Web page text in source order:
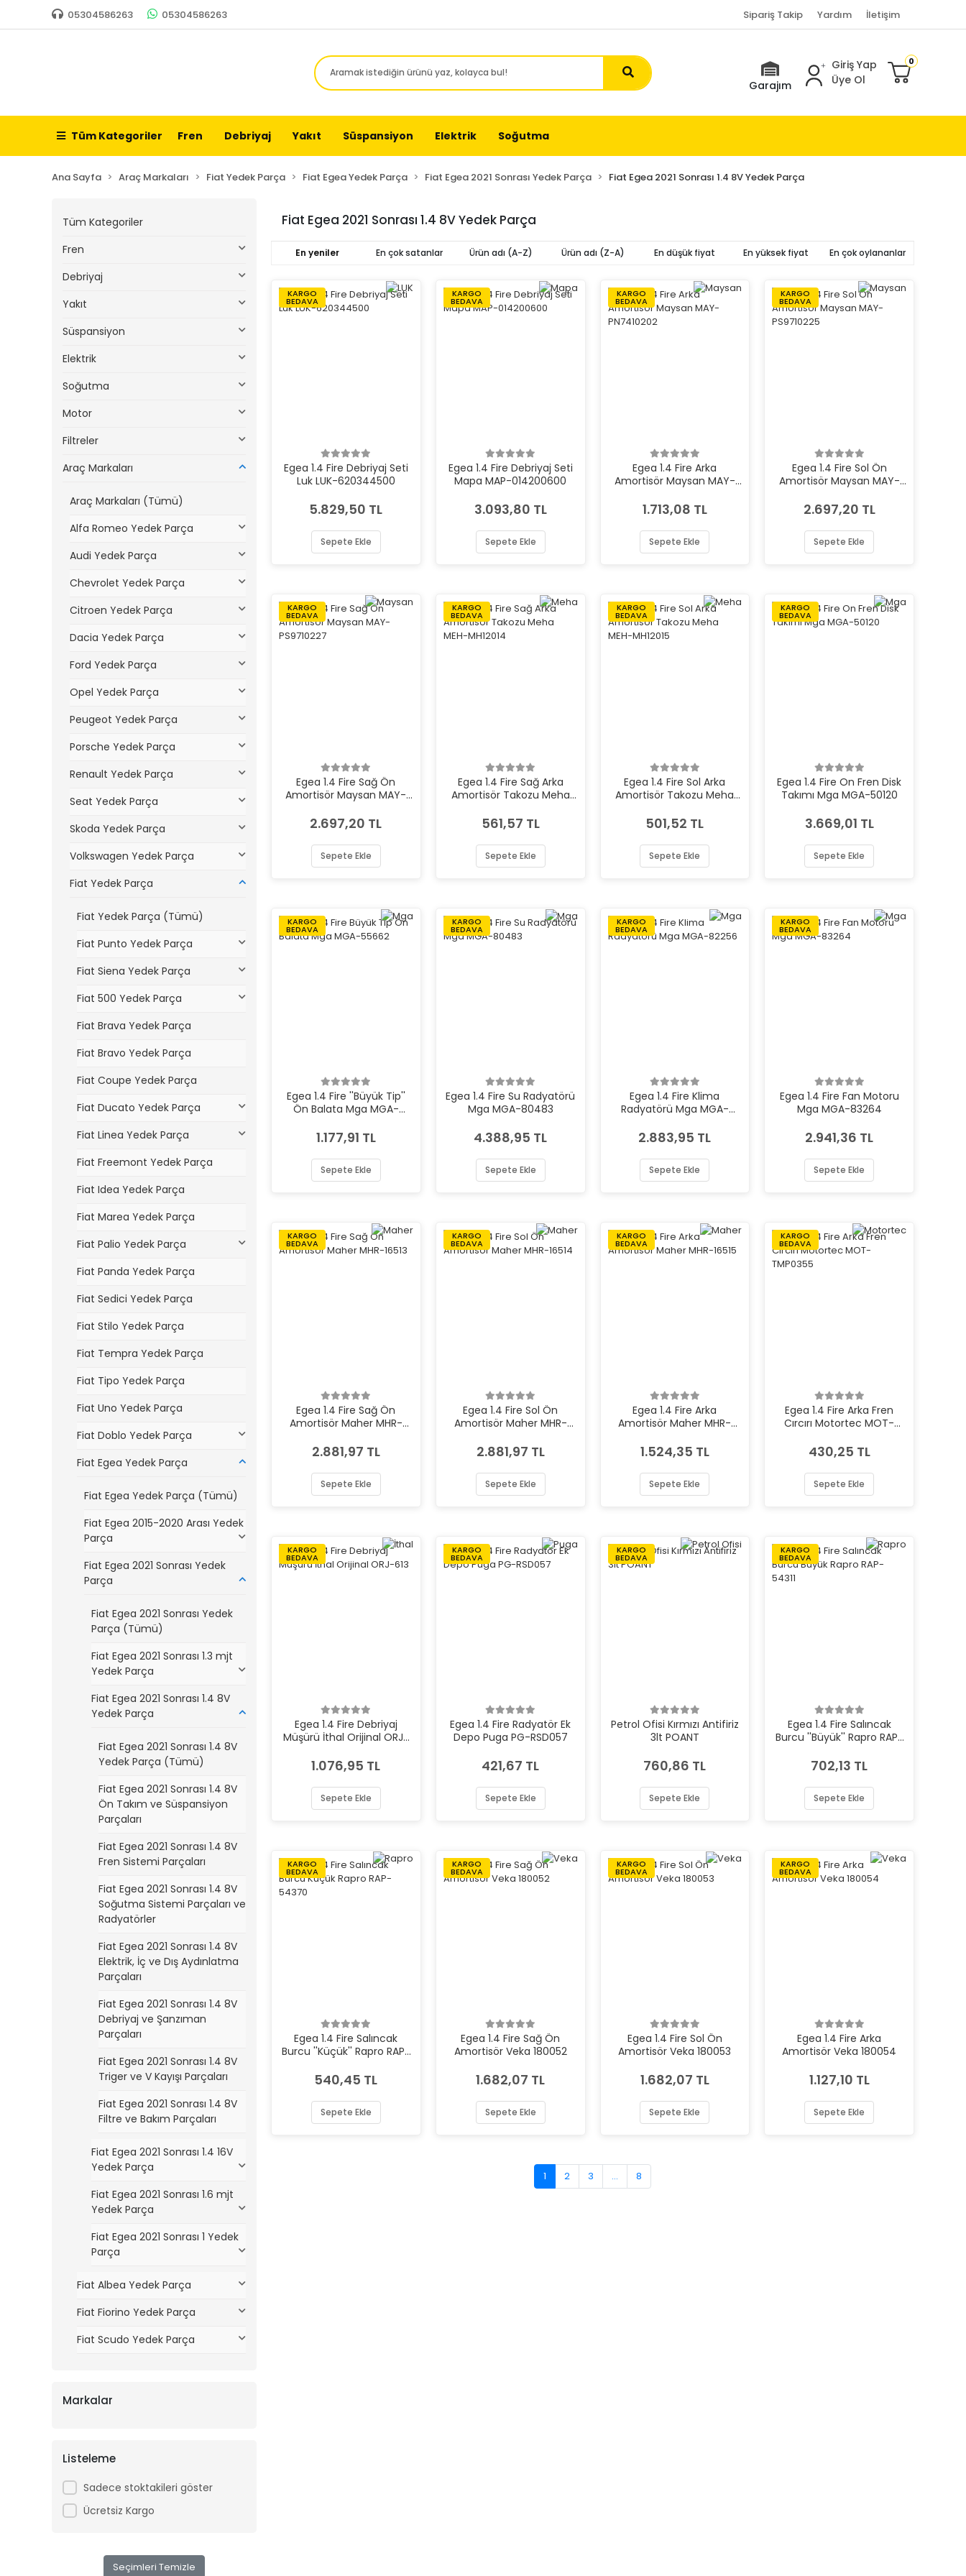
05304586263 05304586263 Sipariş Takip Yardım İletişim
Garajım
Giriş Yap
Üye Ol
0
Tüm Kategoriler Fren Debriyaj Yakıt Süspansiyon Elektrik Soğutma
Ana Sayfa Araç Markaları Fiat Yedek Parça Fiat Egea Yedek Parça Fiat Egea 2021 Sonrası Yedek Parça Fiat Egea 2021 Sonrası 1.4 8V Yedek Parça
Tüm Kategoriler
Fren
Debriyaj
Yakıt
Süspansiyon
Elektrik
Soğutma
Motor
Filtreler
Araç Markaları
Araç Markaları (Tümü)
Alfa Romeo Yedek Parça
Audi Yedek Parça
Chevrolet Yedek Parça
Citroen Yedek Parça
Dacia Yedek Parça
Ford Yedek Parça
Opel Yedek Parça
Peugeot Yedek Parça
Porsche Yedek Parça
Renault Yedek Parça
Seat Yedek Parça
Skoda Yedek Parça
Volkswagen Yedek Parça
Fiat Yedek Parça
Fiat Yedek Parça (Tümü)
Fiat Punto Yedek Parça
Fiat Siena Yedek Parça
Fiat 500 Yedek Parça
Fiat Brava Yedek Parça
Fiat Bravo Yedek Parça
Fiat Coupe Yedek Parça
Fiat Ducato Yedek Parça
Fiat Linea Yedek Parça
Fiat Freemont Yedek Parça
Fiat Idea Yedek Parça
Fiat Marea Yedek Parça
Fiat Palio Yedek Parça
Fiat Panda Yedek Parça
Fiat Sedici Yedek Parça
Fiat Stilo Yedek Parça
Fiat Tempra Yedek Parça
Fiat Tipo Yedek Parça
Fiat Uno Yedek Parça
Fiat Doblo Yedek Parça
Fiat Egea Yedek Parça
Fiat Egea Yedek Parça (Tümü)
Fiat Egea 2015-2020 Arası Yedek
Parça
Fiat Egea 2021 Sonrası Yedek
Parça
Fiat Egea 2021 Sonrası Yedek
Parça (Tümü)
Fiat Egea 2021 Sonrası 1.3 mjt
Yedek Parça
Fiat Egea 2021 Sonrası 1.4 8V
Yedek Parça
Fiat Egea 2021 Sonrası 1.4 8V
Yedek Parça (Tümü)
Fiat Egea 2021 Sonrası 1.4 8V
Ön Takım ve Süspansiyon
Parçaları
Fiat Egea 2021 Sonrası 1.4 8V
Fren Sistemi Parçaları
Fiat Egea 2021 Sonrası 1.4 8V
Soğutma Sistemi Parçaları ve
Radyatörler
Fiat Egea 2021 Sonrası 1.4 8V
Elektrik, İç ve Dış Aydınlatma
Parçaları
Fiat Egea 2021 Sonrası 1.4 8V
Debriyaj ve Şanzıman
Parçaları
Fiat Egea 2021 Sonrası 1.4 8V
Triger ve V Kayışı Parçaları
Fiat Egea 2021 Sonrası 1.4 8V
Filtre ve Bakım Parçaları
Fiat Egea 2021 Sonrası 1.4 16V
Yedek Parça
Fiat Egea 2021 Sonrası 1.6 mjt
Yedek Parça
Fiat Egea 2021 Sonrası 1 Yedek
Parça
Fiat Albea Yedek Parça
Fiat Fiorino Yedek Parça
Fiat Scudo Yedek Parça
Markalar
Listeleme
Sadece stoktakileri göster
Ücretsiz Kargo
Seçimleri Temizle
Fiat Egea 2021 Sonrası 1.4 8V Yedek Parça
En yeniler En çok satanlar Ürün adı (A-Z) Ürün adı (Z-A) En düşük fiyat En yüksek fiyat En çok oylananlar
KARGO
BEDAVA
Egea 1.4 Fire Debriyaj Seti
Luk LUK-620344500
5.829,50 TL
Sepete Ekle
KARGO
BEDAVA
Egea 1.4 Fire Debriyaj Seti
Mapa MAP-014200600
3.093,80 TL
Sepete Ekle
KARGO
BEDAVA
Egea 1.4 Fire Arka
Amortisör Maysan MAY-
1.713,08 TL
Sepete Ekle
KARGO
BEDAVA
Egea 1.4 Fire Sol Ön
Amortisör Maysan MAY-
2.697,20 TL
Sepete Ekle
KARGO
BEDAVA
Egea 1.4 Fire Sağ Ön
Amortisör Maysan MAY-
2.697,20 TL
Sepete Ekle
KARGO
BEDAVA
Egea 1.4 Fire Sağ Arka
Amortisör Takozu Meha
561,57 TL
Sepete Ekle
KARGO
BEDAVA
Egea 1.4 Fire Sol Arka
Amortisör Takozu Meha
501,52 TL
Sepete Ekle
KARGO
BEDAVA
Egea 1.4 Fire On Fren Disk
Takımı Mga MGA-50120
3.669,01 TL
Sepete Ekle
KARGO
BEDAVA
Egea 1.4 Fire ''Büyük Tip''
Ön Balata Mga MGA-
1.177,91 TL
Sepete Ekle
KARGO
BEDAVA
Egea 1.4 Fire Su Radyatörü
Mga MGA-80483
4.388,95 TL
Sepete Ekle
KARGO
BEDAVA
Egea 1.4 Fire Klima
Radyatörü Mga MGA-
2.883,95 TL
Sepete Ekle
KARGO
BEDAVA
Egea 1.4 Fire Fan Motoru
Mga MGA-83264
2.941,36 TL
Sepete Ekle
KARGO
BEDAVA
Egea 1.4 Fire Sağ Ön
Amortisör Maher MHR-
2.881,97 TL
Sepete Ekle
KARGO
BEDAVA
Egea 1.4 Fire Sol Ön
Amortisör Maher MHR-
2.881,97 TL
Sepete Ekle
KARGO
BEDAVA
Egea 1.4 Fire Arka
Amortisör Maher MHR-
1.524,35 TL
Sepete Ekle
KARGO
BEDAVA
Egea 1.4 Fire Arka Fren
Cırcırı Motortec MOT-
430,25 TL
Sepete Ekle
KARGO
BEDAVA
Egea 1.4 Fire Debriyaj
Müşürü İthal Orijinal ORJ-
1.076,95 TL
Sepete Ekle
KARGO
BEDAVA
Egea 1.4 Fire Radyatör Ek
Depo Puga PG-RSD057
421,67 TL
Sepete Ekle
KARGO
BEDAVA
Petrol Ofisi Kırmızı Antifiriz
3lt POANT
760,86 TL
Sepete Ekle
KARGO
BEDAVA
Egea 1.4 Fire Salıncak
Burcu ''Büyük'' Rapro RAP-
702,13 TL
Sepete Ekle
KARGO
BEDAVA
Egea 1.4 Fire Salıncak
Burcu ''Küçük'' Rapro RAP-
540,45 TL
Sepete Ekle
KARGO
BEDAVA
Egea 1.4 Fire Sağ Ön
Amortisör Veka 180052
1.682,07 TL
Sepete Ekle
KARGO
BEDAVA
Egea 1.4 Fire Sol Ön
Amortisör Veka 180053
1.682,07 TL
Sepete Ekle
KARGO
BEDAVA
Egea 1.4 Fire Arka
Amortisör Veka 180054
1.127,10 TL
Sepete Ekle
1 2 3 ... 8